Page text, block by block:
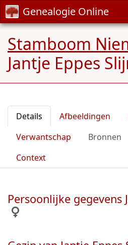
Genealogie Online
Stamboom
Jantje Eppes
Details Afbeeldingen
Verwantschap
Bronnen
Context
Persoonlijke gegevens